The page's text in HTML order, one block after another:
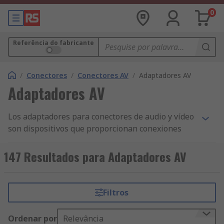
0
Referência do fabricante
/ Conectores / Conectores AV / Adaptadores AV
Adaptadores AV
Los adaptadores para conectores de audio y vídeo
son dispositivos que proporcionan conexiones
conectores de formato desajustados. Estos
dispositivos le permiten conectar dos o más
tiene en lugar de comprar cables nuevos.
¿Para qué se utilizan los adaptadores para
147 Resultados para Adaptadores AV
Filtros
Ordenar por Relevância